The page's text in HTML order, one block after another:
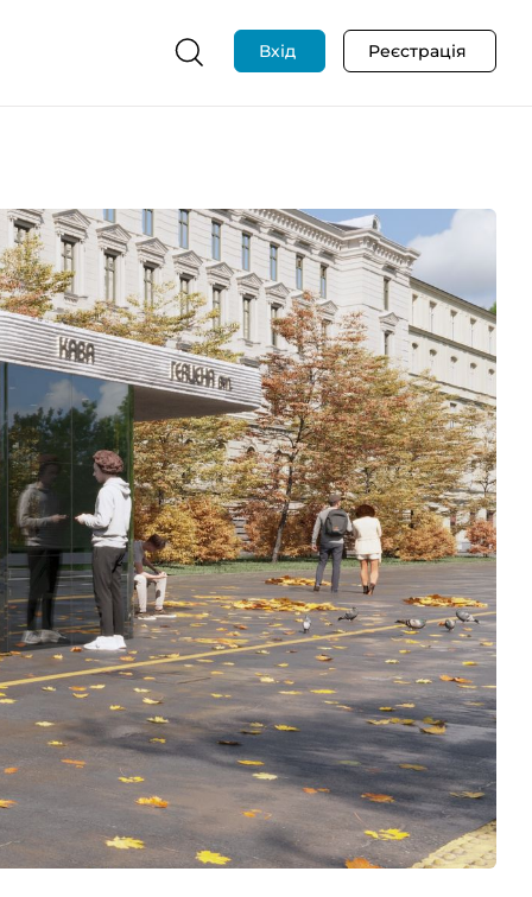
Вхід Реєстрація